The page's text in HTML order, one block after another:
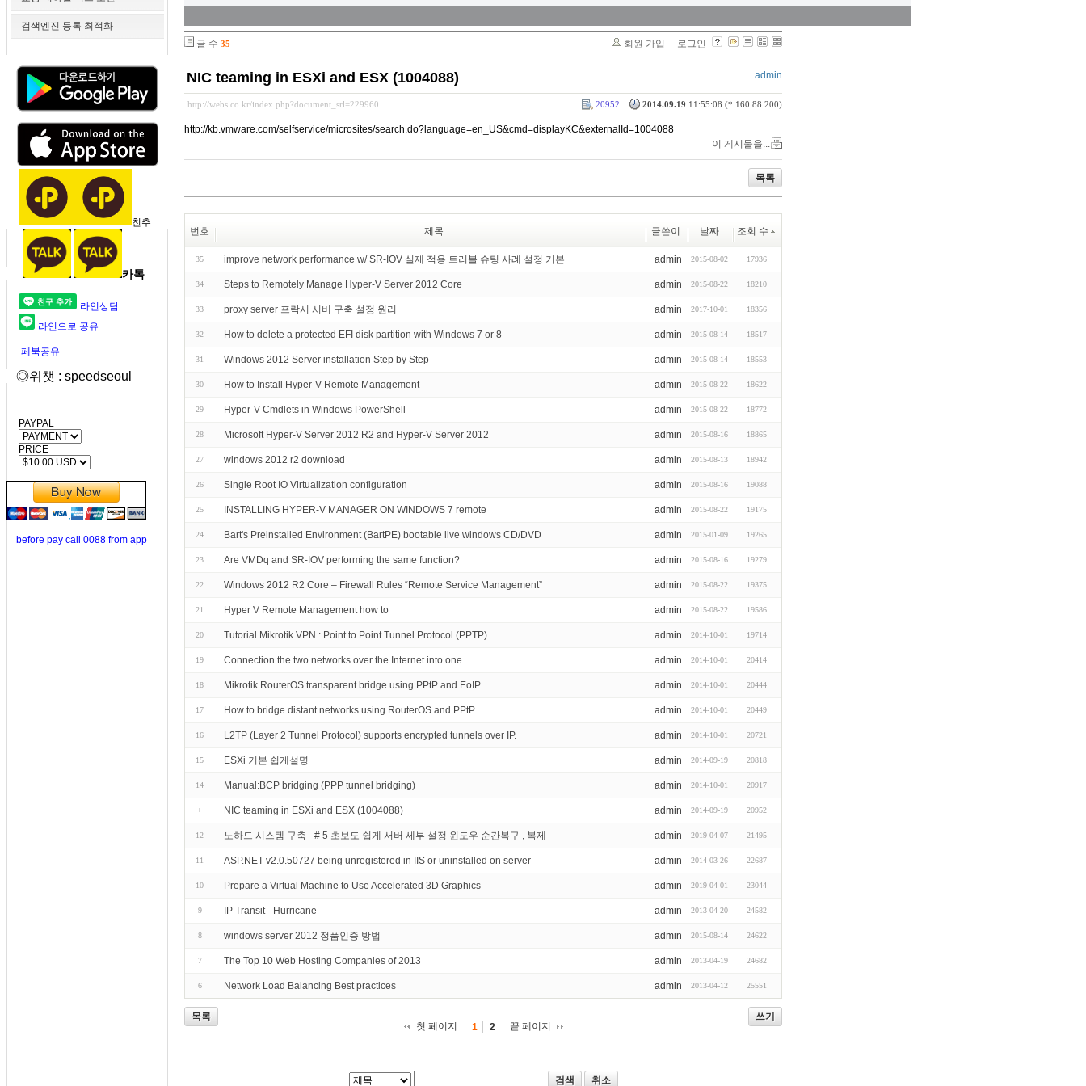
검색엔진 등록 최적화
친추
카톡
라인상담
라인으로 공유
페북공유
◎위챗 : speedseoul
PAYPAL
PRICE
before pay call 0088 from app
글 수 35 회원 가입 로그인
NIC teaming in ESXi and ESX (1004088) admin
http://webs.co.kr/index.php?document_srl=229960 2014.09.19 11:55:08 (*.160.88.200)
20952
http://kb.vmware.com/selfservice/microsites/search.do?language=en_US&cmd=displayKC&externalId=1004088
이 게시물을...
목록
번호 제목 글쓴이 날짜 조회 수
35 improve network performance w/ SR-IOV 실제 적용 트러블 슈팅 사례 설정 기본 admin 2015-08-02 17936
34 Steps to Remotely Manage Hyper-V Server 2012 Core admin 2015-08-22 18210
33 proxy server 프락시 서버 구축 설정 원리 admin 2017-10-01 18356
32 How to delete a protected EFI disk partition with Windows 7 or 8 admin 2015-08-14 18517
31 Windows 2012 Server installation Step by Step admin 2015-08-14 18553
30 How to Install Hyper-V Remote Management admin 2015-08-22 18622
29 Hyper-V Cmdlets in Windows PowerShell admin 2015-08-22 18772
28 Microsoft Hyper-V Server 2012 R2 and Hyper-V Server 2012 admin 2015-08-16 18865
27 windows 2012 r2 download admin 2015-08-13 18942
26 Single Root IO Virtualization configuration admin 2015-08-16 19088
25 INSTALLING HYPER-V MANAGER ON WINDOWS 7 remote admin 2015-08-22 19175
24 Bart's Preinstalled Environment (BartPE) bootable live windows CD/DVD admin 2015-01-09 19265
23 Are VMDq and SR-IOV performing the same function? admin 2015-08-16 19279
22 Windows 2012 R2 Core – Firewall Rules “Remote Service Management” admin 2015-08-22 19375
21 Hyper V Remote Management how to admin 2015-08-22 19586
20 Tutorial Mikrotik VPN : Point to Point Tunnel Protocol (PPTP) admin 2014-10-01 19714
19 Connection the two networks over the Internet into one admin 2014-10-01 20414
18 Mikrotik RouterOS transparent bridge using PPtP and EoIP admin 2014-10-01 20444
17 How to bridge distant networks using RouterOS and PPtP admin 2014-10-01 20449
16 L2TP (Layer 2 Tunnel Protocol) supports encrypted tunnels over IP. admin 2014-10-01 20721
15 ESXi 기본 쉽게설명 admin 2014-09-19 20818
14 Manual:BCP bridging (PPP tunnel bridging) admin 2014-10-01 20917
NIC teaming in ESXi and ESX (1004088) admin 2014-09-19 20952
12 노하드 시스템 구축 - # 5 초보도 쉽게 서버 세부 설정 윈도우 순간복구 , 복제 admin 2019-04-07 21495
11 ASP.NET v2.0.50727 being unregistered in IIS or uninstalled on server admin 2014-03-26 22687
10 Prepare a Virtual Machine to Use Accelerated 3D Graphics admin 2019-04-01 23044
9 IP Transit - Hurricane admin 2013-04-20 24582
8 windows server 2012 정품인증 방법 admin 2015-08-14 24622
7 The Top 10 Web Hosting Companies of 2013 admin 2013-04-19 24682
6 Network Load Balancing Best practices admin 2013-04-12 25551
목록
쓰기
첫 페이지
1 2 끝 페이지
검색 취소